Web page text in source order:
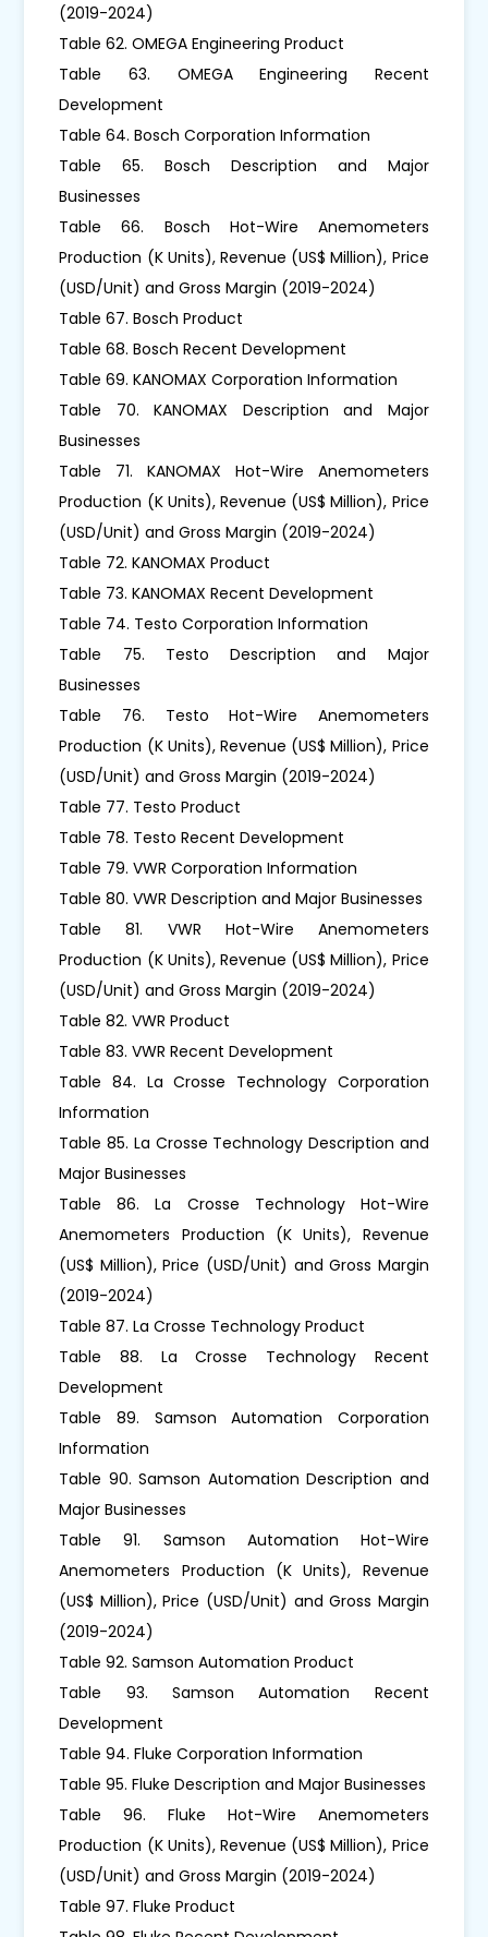
(2019-2024)
Table 62. OMEGA Engineering Product
Table 63. OMEGA Engineering Recent
Development
Table 64. Bosch Corporation Information
Table 65. Bosch Description and Major
Businesses
Table 66. Bosch Hot-Wire Anemometers
Production (K Units), Revenue (US$ Million), Price
(USD/Unit) and Gross Margin (2019-2024)
Table 67. Bosch Product
Table 68. Bosch Recent Development
Table 69. KANOMAX Corporation Information
Table 70. KANOMAX Description and Major
Businesses
Table 71. KANOMAX Hot-Wire Anemometers
Production (K Units), Revenue (US$ Million), Price
(USD/Unit) and Gross Margin (2019-2024)
Table 72. KANOMAX Product
Table 73. KANOMAX Recent Development
Table 74. Testo Corporation Information
Table 75. Testo Description and Major
Businesses
Table 76. Testo Hot-Wire Anemometers
Production (K Units), Revenue (US$ Million), Price
(USD/Unit) and Gross Margin (2019-2024)
Table 77. Testo Product
Table 78. Testo Recent Development
Table 79. VWR Corporation Information
Table 80. VWR Description and Major Businesses
Table 81. VWR Hot-Wire Anemometers
Production (K Units), Revenue (US$ Million), Price
(USD/Unit) and Gross Margin (2019-2024)
Table 82. VWR Product
Table 83. VWR Recent Development
Table 84. La Crosse Technology Corporation
Information
Table 85. La Crosse Technology Description and
Major Businesses
Table 86. La Crosse Technology Hot-Wire
Anemometers Production (K Units), Revenue
(US$ Million), Price (USD/Unit) and Gross Margin
(2019-2024)
Table 87. La Crosse Technology Product
Table 88. La Crosse Technology Recent
Development
Table 89. Samson Automation Corporation
Information
Table 90. Samson Automation Description and
Major Businesses
Table 91. Samson Automation Hot-Wire
Anemometers Production (K Units), Revenue
(US$ Million), Price (USD/Unit) and Gross Margin
(2019-2024)
Table 92. Samson Automation Product
Table 93. Samson Automation Recent
Development
Table 94. Fluke Corporation Information
Table 95. Fluke Description and Major Businesses
Table 96. Fluke Hot-Wire Anemometers
Production (K Units), Revenue (US$ Million), Price
(USD/Unit) and Gross Margin (2019-2024)
Table 97. Fluke Product